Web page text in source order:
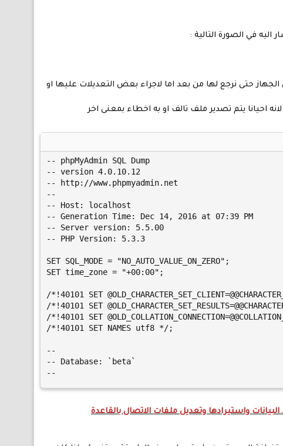
في الصورة التالية :
حتى نرجع لها من بعد اما لاجراء بعض التعديلات عليها او
احيانا يتم تصدير ملف تالف او به اخطاء بمعنى اخر
-- phpMyAdmin SQL Dump
-- version 4.0.10.12
-- http://www.phpmyadmin.net
--
-- Host: localhost
-- Generation Time: Dec 14, 2016 at 07:39 PM
-- Server version: 5.5.00
-- PHP Version: 5.3.3
SET SQL_MODE = "NO_AUTO_VALUE_ON_ZERO";
SET time_zone = "+00:00";
/*!40101 SET
/*!40101 SET
/*!40101 SET
/*!40101 SET NAMES utf8 */;
--
-- Database: `beta`
--
واستيرادها وتعديل ملفات الاتصال بالقاعدة